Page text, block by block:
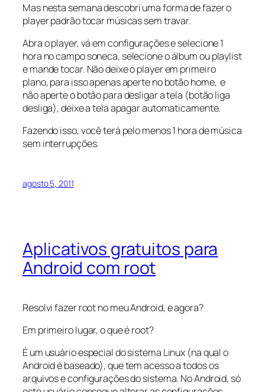
Mas nesta semana descobri uma forma de fazer o
player padrão tocar músicas sem travar.
Abra o player, vá em configurações e selecione 1
hora no campo soneca, selecione o álbum ou playlist
e mande tocar. Não deixe o player em primeiro
plano, para isso apenas aperte no botão home, e
não aperte o botão para desligar a tela (botão liga
desliga), deixe a tela apagar automaticamente.
Fazendo isso, você terá pelo menos 1 hora de música
sem interrupções.
agosto 5, 2011
Aplicativos gratuitos para
Android com root
Resolvi fazerrootno meu Android, e agora?
Em primeiro lugar, o que éroot?
É um usuário especial do sistema Linux (na qual o
Android é baseado), que tem acesso a todos os
arquivos e configurações do sistema. No Android, só